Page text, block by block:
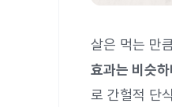
살은 먹는 만
효과는 비슷
로 간헐적 단